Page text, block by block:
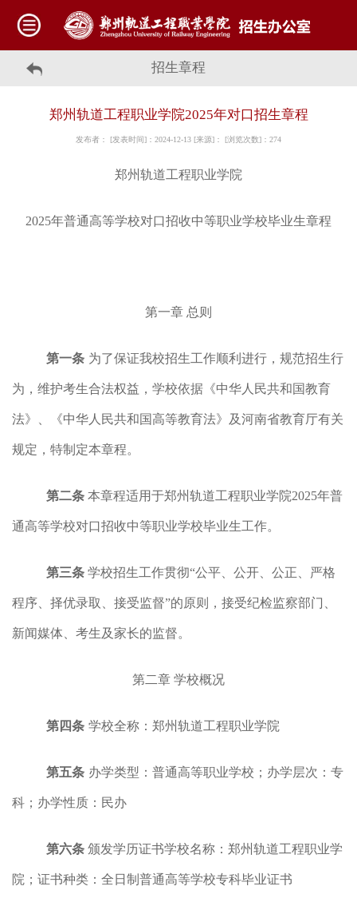
招生章程
郑州轨道工程职业学院2025年对口招生章程
发布者： [发表时间]：2024-12-13 [来源]： [浏览次数]： 274
郑州轨道工程职业学院
2025年普通高等学校对口招收中等职业学校毕业生章程
第一章 总则
第一条 为了保证我校招生工作顺利进行，规范招生行
为，维护考生合法权益，学校依据《中华人民共和国教育
法》、《中华人民共和国高等教育法》及河南省教育厅有关
规定，特制定本章程。
第二条 本章程适用于郑州轨道工程职业学院2025年普
通高等学校对口招收中等职业学校毕业生工作。
第三条 学校招生工作贯彻“公平、公开、公正、严格
程序、择优录取、接受监督”的原则，接受纪检监察部门、
新闻媒体、考生及家长的监督。
第二章 学校概况
第四条 学校全称：郑州轨道工程职业学院
第五条 办学类型：普通高等职业学校；办学层次：专
科；办学性质：民办
第六条 颁发学历证书学校名称：郑州轨道工程职业学
院；证书种类：全日制普通高等学校专科毕业证书